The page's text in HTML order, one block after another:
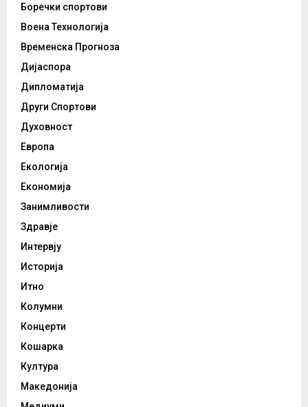
Боречки спортови
Воена Технологија
Временска Прогноза
Дијаспора
Дипломатија
Други Спортови
Духовност
Европа
Екологија
Економија
Занимливости
Здравје
Интервју
Историја
Итно
Колумни
Концерти
Кошарка
Култура
Македонија